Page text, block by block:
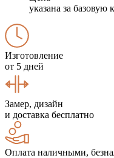
указана за базовую
Изготовление
от 5 дней
Замер, дизайн
и доставка бесплатно
Оплата наличными,